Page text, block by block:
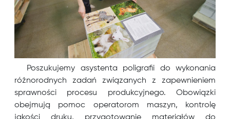
Poszukujemy asystenta poligrafii do wykonania
różnorodnych zadań związanych z zapewnieniem
sprawności procesu produkcyjnego. Obowiązki
obejmują pomoc operatorom maszyn, kontrolę